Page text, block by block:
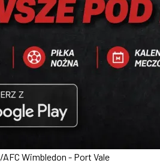
/AFC Wimbledon - Port Vale